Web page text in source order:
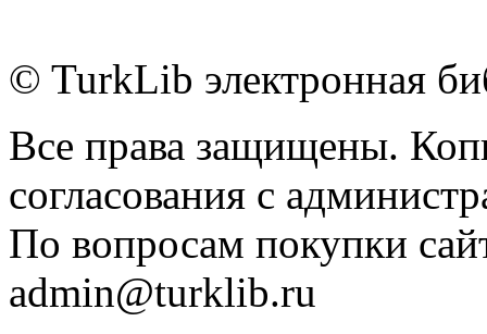
© TurkLib электронная
Все права защищены.
согласования с
По вопросам покупки
admin@turklib.ru